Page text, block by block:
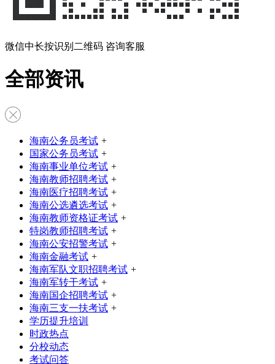
微信中长按识别二维码 咨询客服
全部资讯
海南公务员考试 +
国家公务员考试 +
海南事业单位考试 +
海南教师招聘考试 +
海南医疗招聘考试 +
海南公选遴选考试 +
海南教师资格证考试 +
特岗教师招聘考试 +
海南公安招警考试 +
海南金融考试 +
海南军队文职招聘考试 +
海南军转干考试 +
海南国企招聘考试 +
海南三支一扶考试 +
学历提升培训
时政热点
分校动态
考试问答